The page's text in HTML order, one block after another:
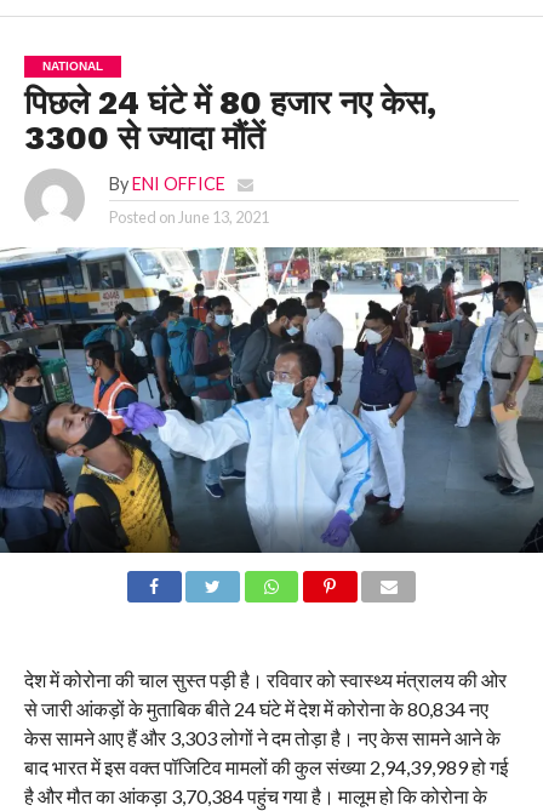
NATIONAL
पिछले 24 घंटे में 80 हजार नए केस,
3300 से ज्‍यादा मौंतें
By ENI OFFICE
Posted on June 13, 2021
देश में कोरोना की चाल सुस्त पड़ी है। रविवार को स्वास्थ्य मंत्रालय की ओर
से जारी आंकड़ों के मुताबिक बीते 24 घंटे में देश में कोरोना के 80,834 नए
केस सामने आए हैं और 3,303 लोगों ने दम तोड़ा है। नए केस सामने आने के
बाद भारत में इस वक्त पॉजिटिव मामलों की कुल संख्या 2,94,39,989 हो गई
है और मौत का आंकड़ा 3,70,384 पहुंच गया है। मालूम हो कि कोरोना के